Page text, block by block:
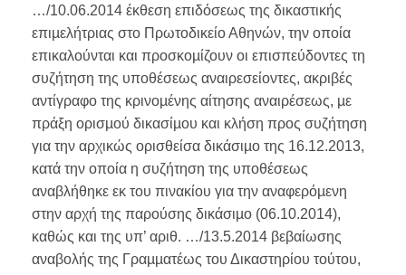
…/10.06.2014 έκθεση επιδόσεως της δικαστικής
επιµελήτριας στο Πρωτοδικείο Αθηνών, την οποία
επικαλούνται και προσκοµίζουν οι επισπεύδοντες τη
συζήτηση της υποθέσεως αναιρεσείοντες, ακριβές
αντίγραφο της κρινοµένης αίτησης αναιρέσεως, µε
πράξη ορισµού δικασίµου και κλήση προς συζήτηση
για την αρχικώς ορισθείσα δικάσιµο της 16.12.2013,
κατά την οποία η συζήτηση της υποθέσεως
αναβλήθηκε εκ του πινακίου για την αναφερόµενη
στην αρχή της παρούσης δικάσιµο (06.10.2014),
καθώς και της υπ’ αριθ. …/13.5.2014 βεβαίωσης
αναβολής της Γραµµατέως του Δικαστηρίου τούτου,